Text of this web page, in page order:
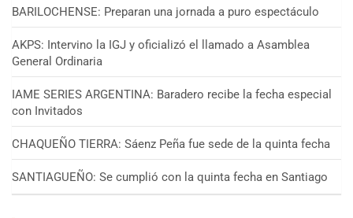
BARILOCHENSE: Preparan una jornada a puro espectáculo
AKPS: Intervino la IGJ y oficializó el llamado a Asamblea
General Ordinaria
IAME SERIES ARGENTINA: Baradero recibe la fecha especial
con Invitados
CHAQUEÑO TIERRA: Sáenz Peña fue sede de la quinta fecha
SANTIAGUEÑO: Se cumplió con la quinta fecha en Santiago